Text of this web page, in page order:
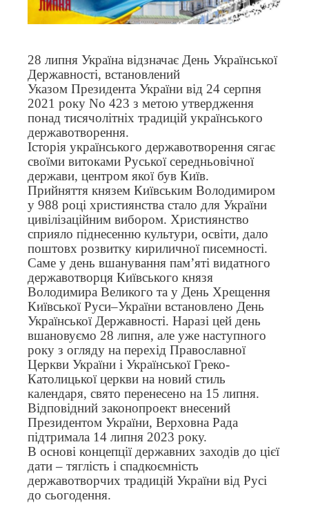
28 липня Україна відзначає День Української
Державності, встановлений
Указом Президента України від 24 серпня
2021 року No 423 з метою утвердження
понад тисячолітніх традицій українського
державотворення.
Історія українського державотворення сягає
своїми витоками Руської середньовічної
держави, центром якої був Київ.
Прийняття князем Київським Володимиром
у 988 році християнства стало для України
цивілізаційним вибором. Християнство
сприяло піднесенню культури, освіти, дало
поштовх розвитку кириличної писемності.
Саме у день вшанування пам’яті видатного
державотворця Київського князя
Володимира Великого та у День Хрещення
Київської Руси–України встановлено День
Української Державності. Наразі цей день
вшановуємо 28 липня, але уже наступного
року з огляду на перехід Православної
Церкви України і Української Греко-
Католицької церкви на новий стиль
календаря, свято перенесено на 15 липня.
Відповідний законопроект внесений
Президентом України, Верховна Рада
підтримала 14 липня 2023 року.
В основі концепції державних заходів до цієї
дати – тяглість і спадкоємність
державотворчих традицій України від Русі
до сьогодення.